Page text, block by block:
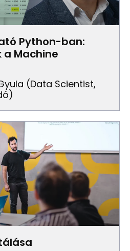
Python-ban:
Machine
(data Scientist,